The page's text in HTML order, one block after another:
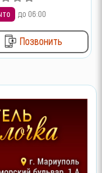
до 06:00
Позвонить